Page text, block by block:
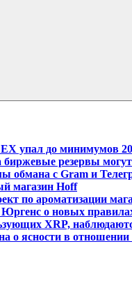
Поиск
упал до минимумов
резервы
обмана с Gram и
магазин Hoff
по ароматизации
о новых
XRP,
о ясности в